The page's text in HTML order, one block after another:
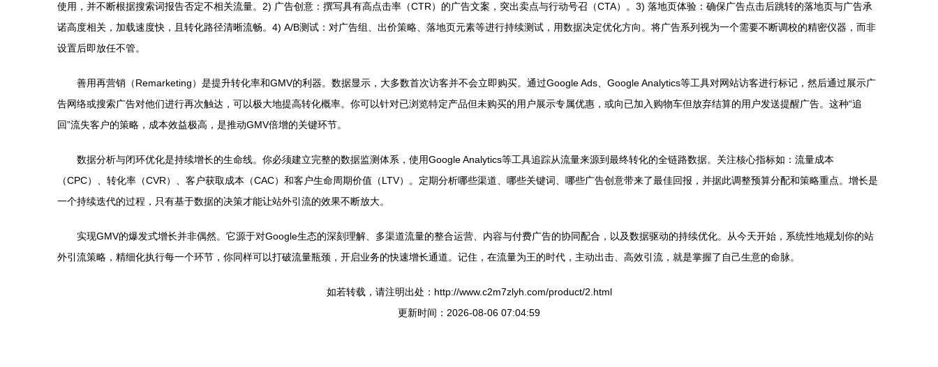
使用，并不断根据搜索词报告否定不相关流量。2) 广告创意：撰写具有高点击率（CTR）的广告文案，突出卖点与行动号召（CTA）。3) 落地页体验：确保广告点击后跳转的落地页与广告承
诺高度相关，加载速度快，且转化路径清晰流畅。4) A/B测试：对广告组、出价策略、落地页元素等进行持续测试，用数据决定优化方向。将广告系列视为一个需要不断调校的精密仪器，而非
设置后即放任不管。
善用再营销（Remarketing）是提升转化率和GMV的利器。数据显示，大多数首次访客并不会立即购买。通过Google Ads、Google Analytics等工具对网站访客进行标记，然后通过展示广
告网络或搜索广告对他们进行再次触达，可以极大地提高转化概率。你可以针对已浏览特定产品但未购买的用户展示专属优惠，或向已加入购物车但放弃结算的用户发送提醒广告。这种“追
回”流失客户的策略，成本效益极高，是推动GMV倍增的关键环节。
数据分析与闭环优化是持续增长的生命线。你必须建立完整的数据监测体系，使用Google Analytics等工具追踪从流量来源到最终转化的全链路数据。关注核心指标如：流量成本
（CPC）、转化率（CVR）、客户获取成本（CAC）和客户生命周期价值（LTV）。定期分析哪些渠道、哪些关键词、哪些广告创意带来了最佳回报，并据此调整预算分配和策略重点。增长是
一个持续迭代的过程，只有基于数据的决策才能让站外引流的效果不断放大。
实现GMV的爆发式增长并非偶然。它源于对Google生态的深刻理解、多渠道流量的整合运营、内容与付费广告的协同配合，以及数据驱动的持续优化。从今天开始，系统性地规划你的站
外引流策略，精细化执行每一个环节，你同样可以打破流量瓶颈，开启业务的快速增长通道。记住，在流量为王的时代，主动出击、高效引流，就是掌握了自己生意的命脉。
如若转载，请注明出处：http://www.c2m7zlyh.com/product/2.html
更新时间：2026-08-06 07:04:59